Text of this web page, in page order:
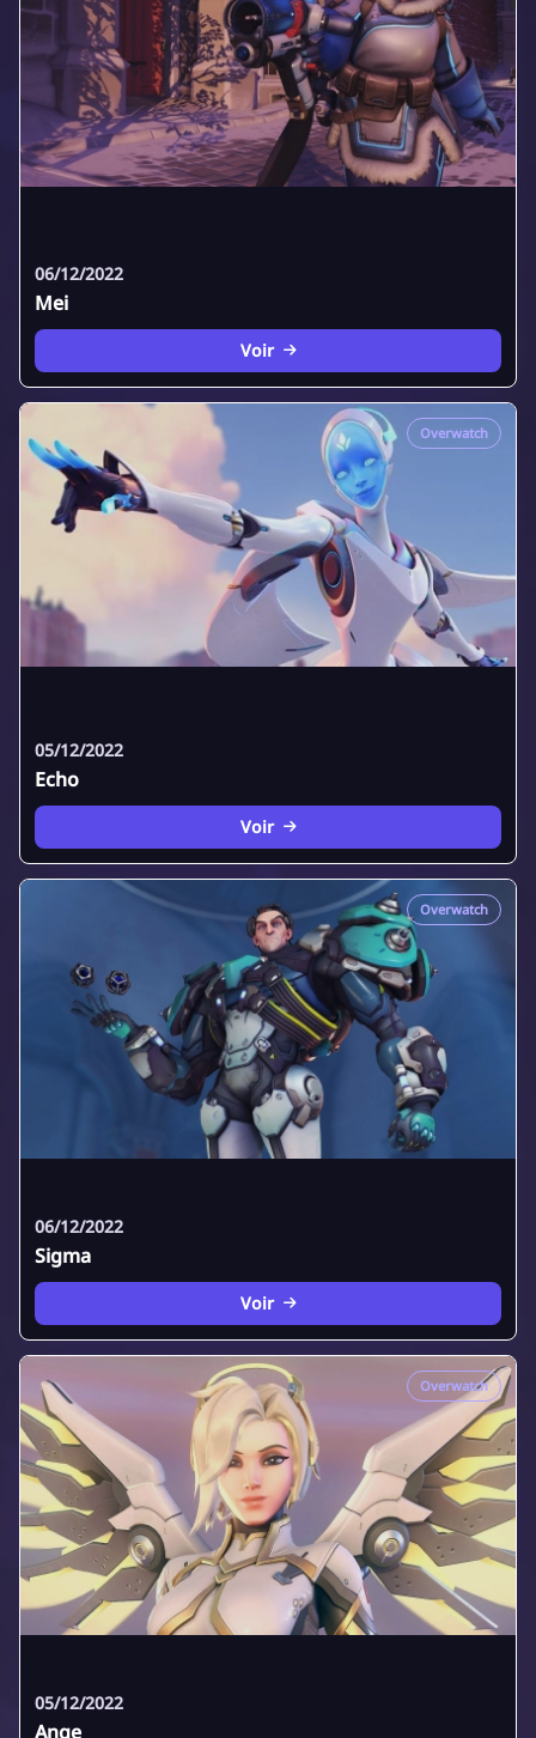
06/12/2022
Mei
Voir
Overwatch
05/12/2022
Echo
Voir
Overwatch
06/12/2022
Sigma
Voir
Overwatch
05/12/2022
Ange